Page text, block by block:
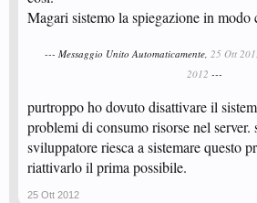
Magari sistemo la spiegazione in modo
--- Messaggio Unito Automaticamente, 25 Ott
2012 ---
purtroppo ho dovuto disattivare il
problemi di consumo risorse nel server.
sviluppatore riesca a sistemare questo
riattivarlo il prima possibile.
25 Ott 2012